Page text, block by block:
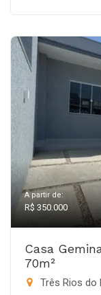
A partir de:
R$ 350.000
Casa
70m²
Três Rios do